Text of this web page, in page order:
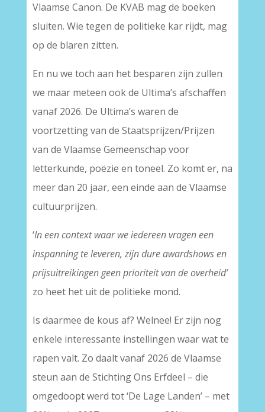
Vlaamse Canon. De KVAB mag de boeken
sluiten. Wie tegen de politieke kar rijdt, mag
op de blaren zitten.
En nu we toch aan het besparen zijn zullen
we maar meteen ook de Ultima’s afschaffen
vanaf 2026. De Ultima’s waren de
voortzetting van de Staatsprijzen/Prijzen
van de Vlaamse Gemeenschap voor
letterkunde, poëzie en toneel. Zo komt er, na
meer dan 20 jaar, een einde aan de Vlaamse
cultuurprijzen.
‘In een context waar we iedereen vragen een
inspanning te leveren, zijn dure awardshows en
prijsuitreikingen geen prioriteit van de overheid’
zo heet het uit de politieke mond.
Is daarmee de kous af? Welnee! Er zijn nog
enkele interessante instellingen waar wat te
rapen valt. Zo daalt vanaf 2026 de Vlaamse
steun aan de Stichting Ons Erfdeel – die
omgedoopt werd tot ‘De Lage Landen’ – met